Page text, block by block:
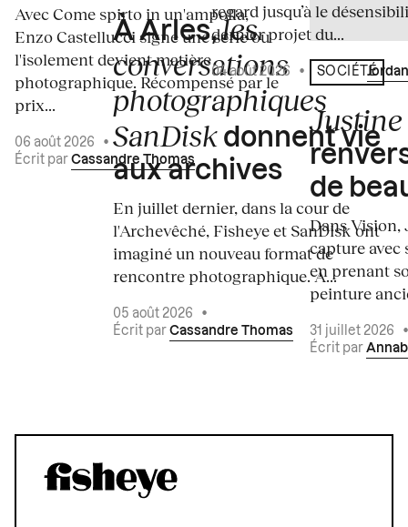
Avec Come spirto in un'ampolla,
Enzo Castellucci signe une série où
l'isolement devient matière
photographique. Récompensé par le
prix...
06 août 2026
•
Écrit par Cassandre Thomas
À Arles,les
conversations
photographiques
SanDisk donnent vie
aux archives
En juillet dernier, dans la cour de
l'Archevêché, Fisheye et SanDisk ont
imaginé un nouveau format de
rencontre photographique. À...
05 août 2026
•
Écrit par Cassandre Thomas
regard jusqu’à le
dernier projet du...
04 août 2026 • Écrit par
SOCIÉTÉ
de
Dans
capture avec
en prenant
peinture
31 juillet 2026
Écrit par